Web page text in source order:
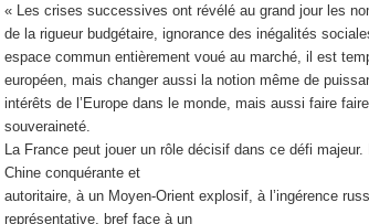
« Les crises successives ont révélé au grand jour les
de la rigueur budgétaire, ignorance des inégalités
espace commun entièrement voué au marché, il est
européen, mais changer aussi la notion même de
intérêts de l’Europe dans le monde, mais aussi faire
souveraineté.
La France peut jouer un rôle décisif dans ce défi
Chine conquérante et
autoritaire, à un Moyen-Orient explosif, à l’ingérence
représentative, bref face à un